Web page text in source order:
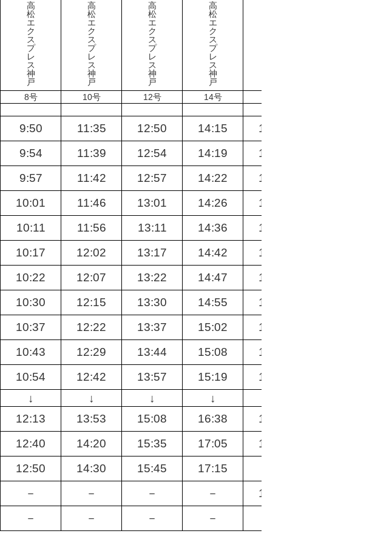
高
松
エ
ク
ス
プ
レ
ス
神
戸
高
松
エ
ク
ス
プ
レ
ス
神
戸
高
松
エ
ク
ス
プ
レ
ス
神
戸
高
松
エ
ク
ス
プ
レ
ス
神
戸
8号 10号 12号 14号
9:50 11:35 12:50 14:15 15:15
9:54 11:39 12:54 14:19 15:19
9:57 11:42 12:57 14:22 15:22
10:01 11:46 13:01 14:26 15:26
10:11 11:56 13:11 14:36 15:36
10:17 12:02 13:17 14:42 15:42
10:22 12:07 13:22 14:47 15:47
10:30 12:15 13:30 14:55 15:55
10:37 12:22 13:37 15:02 16:02
10:43 12:29 13:44 15:08 16:09
10:54 12:42 13:57 15:19 16:22
↓ ↓ ↓ ↓
12:13 13:53 15:08 16:38 17:38
12:40 14:20 15:35 17:05 18:05
12:50 14:30 15:45 17:15
－ － － － 18:30
－ － － －